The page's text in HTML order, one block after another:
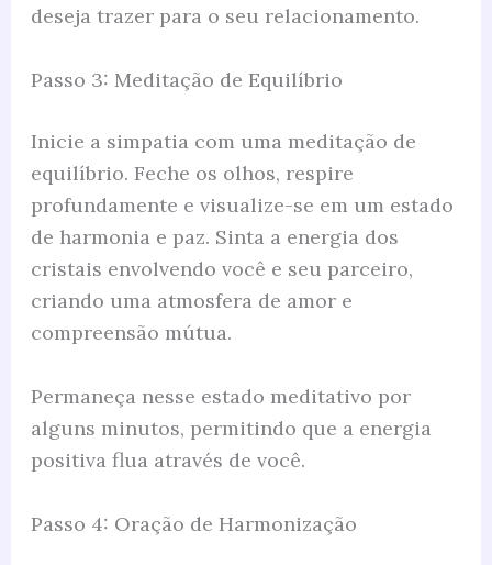
deseja trazer para o seu relacionamento.
Passo 3: Meditação de Equilíbrio
Inicie a simpatia com uma meditação de
equilíbrio. Feche os olhos, respire
profundamente e visualize-se em um estado
de harmonia e paz. Sinta a energia dos
cristais envolvendo você e seu parceiro,
criando uma atmosfera de amor e
compreensão mútua.
Permaneça nesse estado meditativo por
alguns minutos, permitindo que a energia
positiva flua através de você.
Passo 4: Oração de Harmonização